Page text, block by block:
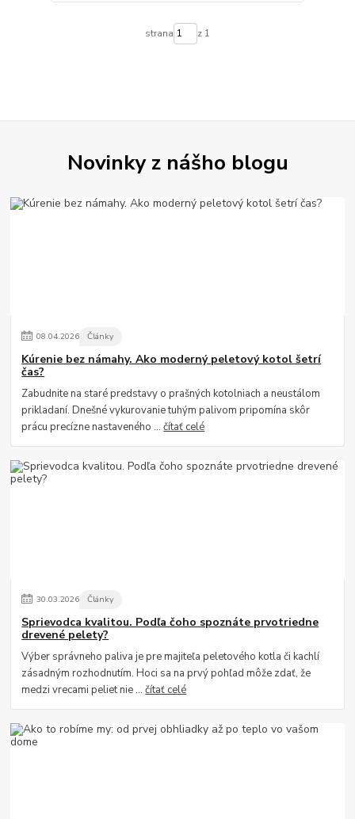
strana z 1
Novinky z nášho blogu
08.04.2026 Články
Kúrenie bez námahy. Ako moderný peletový kotol šetrí
čas?
Zabudnite na staré predstavy o prašných kotolniach a neustálom
prikladaní. Dnešné vykurovanie tuhým palivom pripomína skôr
prácu precízne nastaveného ...čítať celé
30.03.2026 Články
Sprievodca kvalitou. Podľa čoho spoznáte prvotriedne
drevené pelety?
Výber správneho paliva je pre majiteľa peletového kotla či kachlí
zásadným rozhodnutím. Hoci sa na prvý pohľad môže zdať, že
medzi vrecami peliet nie ...čítať celé